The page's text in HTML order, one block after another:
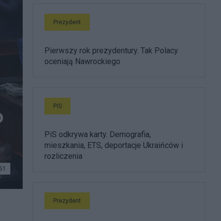
61
Prezydent
Pierwszy rok prezydentury. Tak Polacy
oceniają Nawrockiego
PiS
PiS odkrywa karty. Demografia,
mieszkania, ETS, deportacje Ukraińców i
rozliczenia
Prezydent